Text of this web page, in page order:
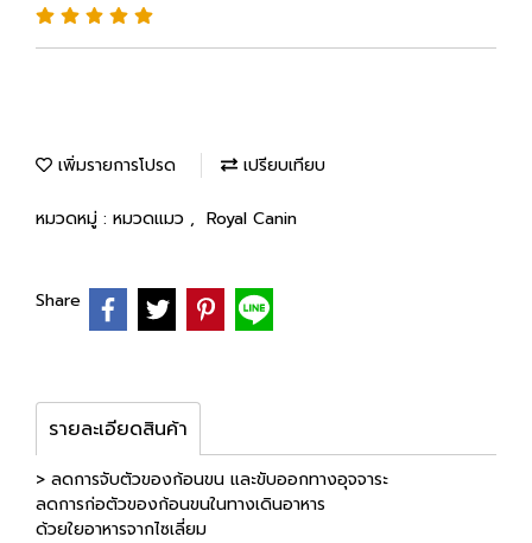
เพิ่มรายการโปรด เปรียบเทียบ
หมวดหมู่ : หมวดแมว , Royal Canin
Share
รายละเอียดสินค้า
> ลดการจับตัวของก้อนขน และขับออกทางอุจจาระ
ลดการก่อตัวของก้อนขนในทางเดินอาหาร
ด้วยใยอาหารจากไซเลี่ยม